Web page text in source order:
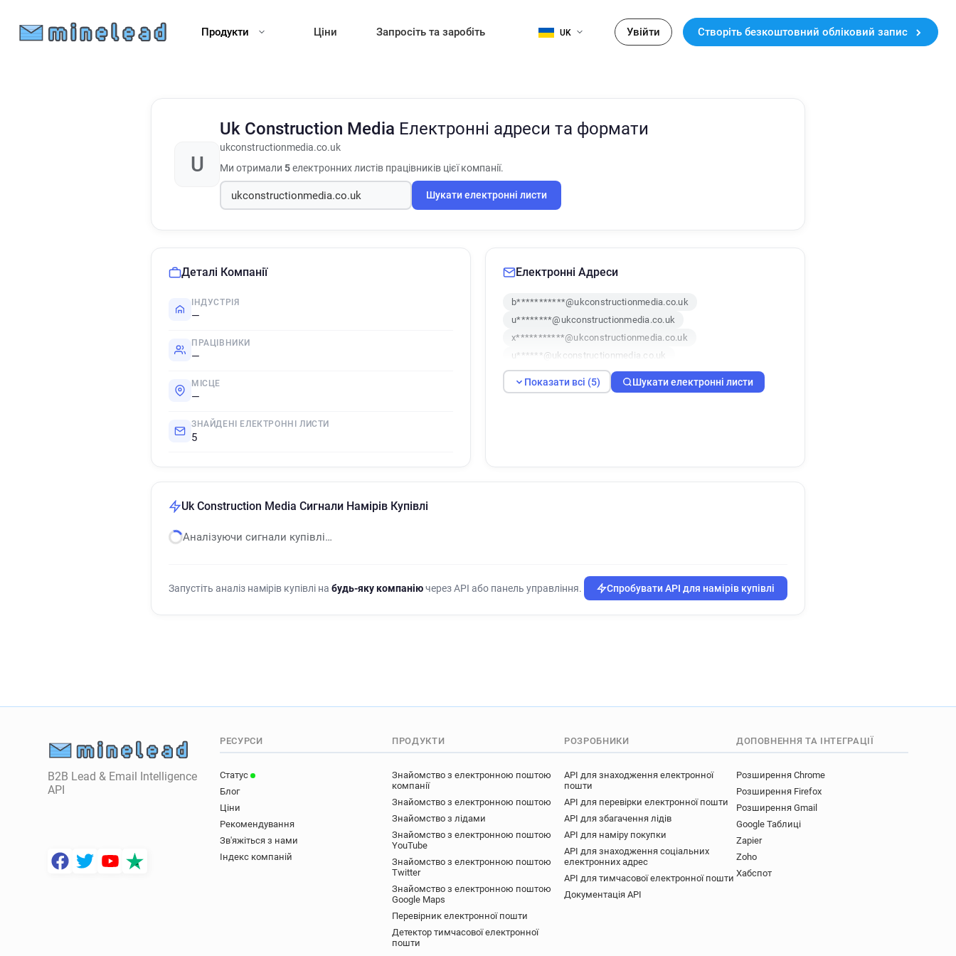
Продукти Ціни Запросіть та заробіть UK Увійти Створіть безкоштовний обліковий запис
U
Uk Construction Media Електронні адреси та формати
ukconstructionmedia.co.uk
Ми отримали 5електронних листів працівників цієї компанії.
Шукати електронні листи
Деталі Компанії
ІНДУСТРІЯ
—
ПРАЦІВНИКИ
—
МІСЦЕ
—
ЗНАЙДЕНІ ЕЛЕКТРОННІ ЛИСТИ
5
Електронні Адреси
b***********@ukconstructionmedia.co.uk
u********@ukconstructionmedia.co.uk
x***********@ukconstructionmedia.co.uk
u******@ukconstructionmedia.co.uk
l***********@ukconstructionmedia.co.uk
Показати всі (5) Шукати електронні листи
Uk Construction Media Сигнали Намірів Купівлі
Аналізуючи сигнали купівлі…
Запустіть аналіз намірів купівлі на будь-яку компаніючерез API або панель управління. Спробувати API для намірів купівлі
B2B Lead & Email Intelligence
API
РЕСУРСИ
Статус
Блог
Ціни
Рекомендування
Зв'яжіться з нами
Індекс компаній
ПРОДУКТИ
Знайомство з електронною поштою
компанії
Знайомство з електронною поштою
Знайомство з лідами
Знайомство з електронною поштою
YouTube
Знайомство з електронною поштою
Twitter
Знайомство з електронною поштою
Google Maps
Перевірник електронної пошти
Детектор тимчасової електронної
пошти
РОЗРОБНИКИ
API для знаходження електронної
пошти
API для перевірки електронної пошти
API для збагачення лідів
API для наміру покупки
API для знаходження соціальних
електронних адрес
API для тимчасової електронної пошти
Документація API
ДОПОВНЕННЯ ТА ІНТЕГРАЦІЇ
Розширення Chrome
Розширення Firefox
Розширення Gmail
Google Таблиці
Zapier
Zoho
Хабспот